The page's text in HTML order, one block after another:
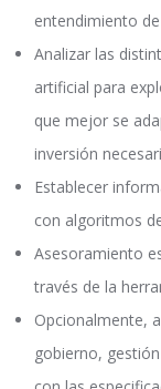
entendimiento
Analizar las
artificial para
que mejor se
inversión
Establecer
con algoritmos
Asesoramiento
través de la
Opcionalmente,
gobierno,